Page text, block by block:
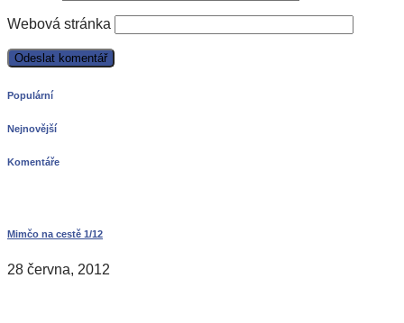
Webová stránka
Populární
Nejnovější
Komentáře
Mimčo na cestě 1/12
28 června, 2012